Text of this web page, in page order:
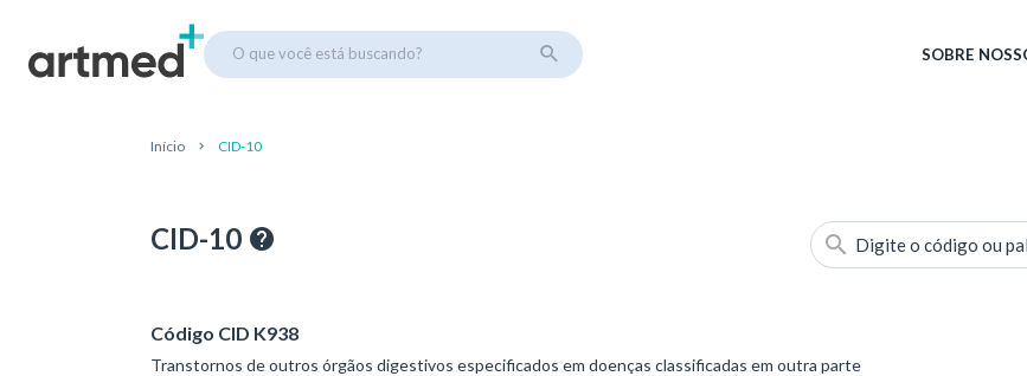
O que você está buscando? SOBRE
Início CID-10
CID-10 Digite o código ou
Código CID K938
Transtornos de outros órgãos digestivos especificados em doenças classificadas em outra parte